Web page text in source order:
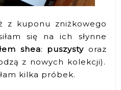
z kuponu zniżkowego
się na ich słynne
shea: puszysty oraz
z nowych kolekcji).
kilka próbek.